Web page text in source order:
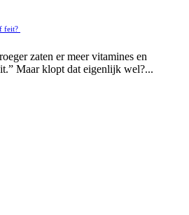
feit?
zaten er meer vitamines en
Maar klopt dat eigenlijk wel?...